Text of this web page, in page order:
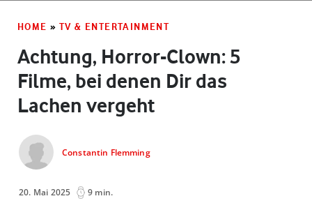
HOME » TV & ENTERTAINMENT
Achtung, Horror-Clown: 5
Filme, bei denen Dir das
Lachen vergeht
Constantin Flemming
20. Mai 2025 9 min.